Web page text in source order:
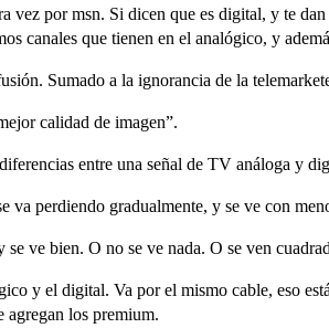
vez por msn. Si dicen que es digital, y te
canales que tienen en el analógico, y
Sumado a la ignorancia de la
calidad de imagen”.
entre una señal de TV análoga y
va perdiendo gradualmente, y se ve con
ve bien. O no se ve nada. O se ven
y el digital. Va por el mismo cable, eso
agregan los premium.